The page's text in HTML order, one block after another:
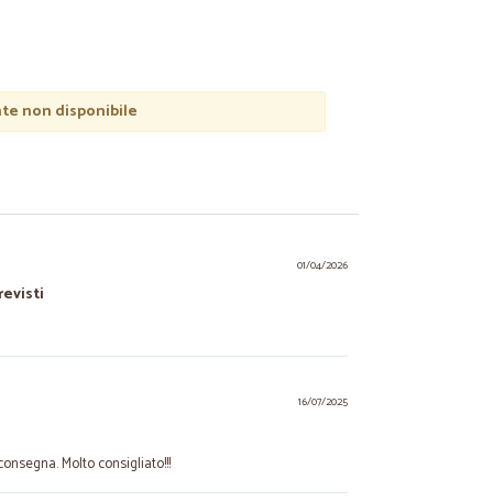
non disponibile
01/04/2026
16/07/2025
Molto consigliato!!!